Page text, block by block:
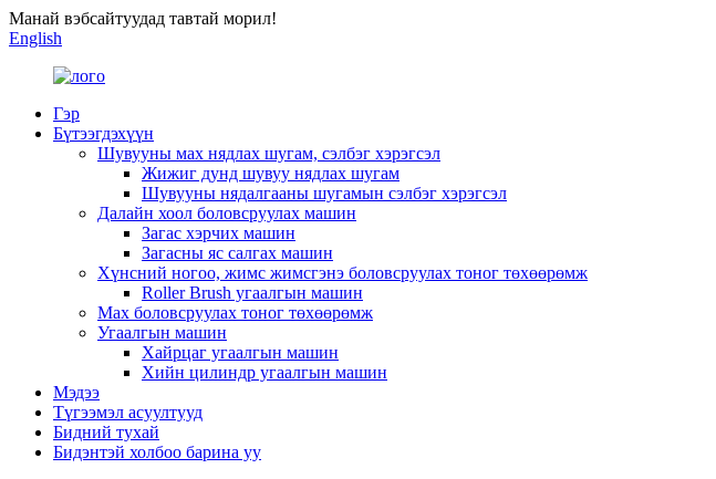
Манай вэбсайтуудад тавтай морил!
English
Гэр
Бүтээгдэхүүн
Шувууны мах нядлах шугам, сэлбэг хэрэгсэл
Жижиг дунд шувуу нядлах шугам
Шувууны нядалгааны шугамын сэлбэг хэрэгсэл
Далайн хоол боловсруулах машин
Загас хэрчих машин
Загасны яс салгах машин
Хүнсний ногоо, жимс жимсгэнэ боловсруулах тоног төхөөрөмж
Roller Brush угаалгын машин
Мах боловсруулах тоног төхөөрөмж
Угаалгын машин
Хайрцаг угаалгын машин
Хийн цилиндр угаалгын машин
Мэдээ
Түгээмэл асуултууд
Бидний тухай
Бидэнтэй холбоо барина уу